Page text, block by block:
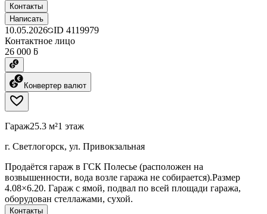
Контакты
Написать
10.05.2026 ID 4119979
Контактное лицо
26 000 ƃ
Конвертер валют
Гараж25.3 м²1 этаж
г. Светлогорск, ул. Привокзальная
Продаётся гараж в ГСК Полесье (расположен на
возвышенности, вода возле гаража не собирается).Размер
4.08×6.20. Гараж с ямой, подвал по всей площади гаража,
оборудован стеллажами, сухой.
Контакты